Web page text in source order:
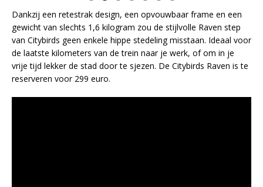
Dankzij een retestrak design, een opvouwbaar frame en een
gewicht van slechts 1,6 kilogram zou de stijlvolle Raven step
van Citybirds geen enkele hippe stedeling misstaan. Ideaal voor
de laatste kilometers van de trein naar je werk, of om in je
vrije tijd lekker de stad door te sjezen. De Citybirds Raven is te
reserveren voor 299 euro.